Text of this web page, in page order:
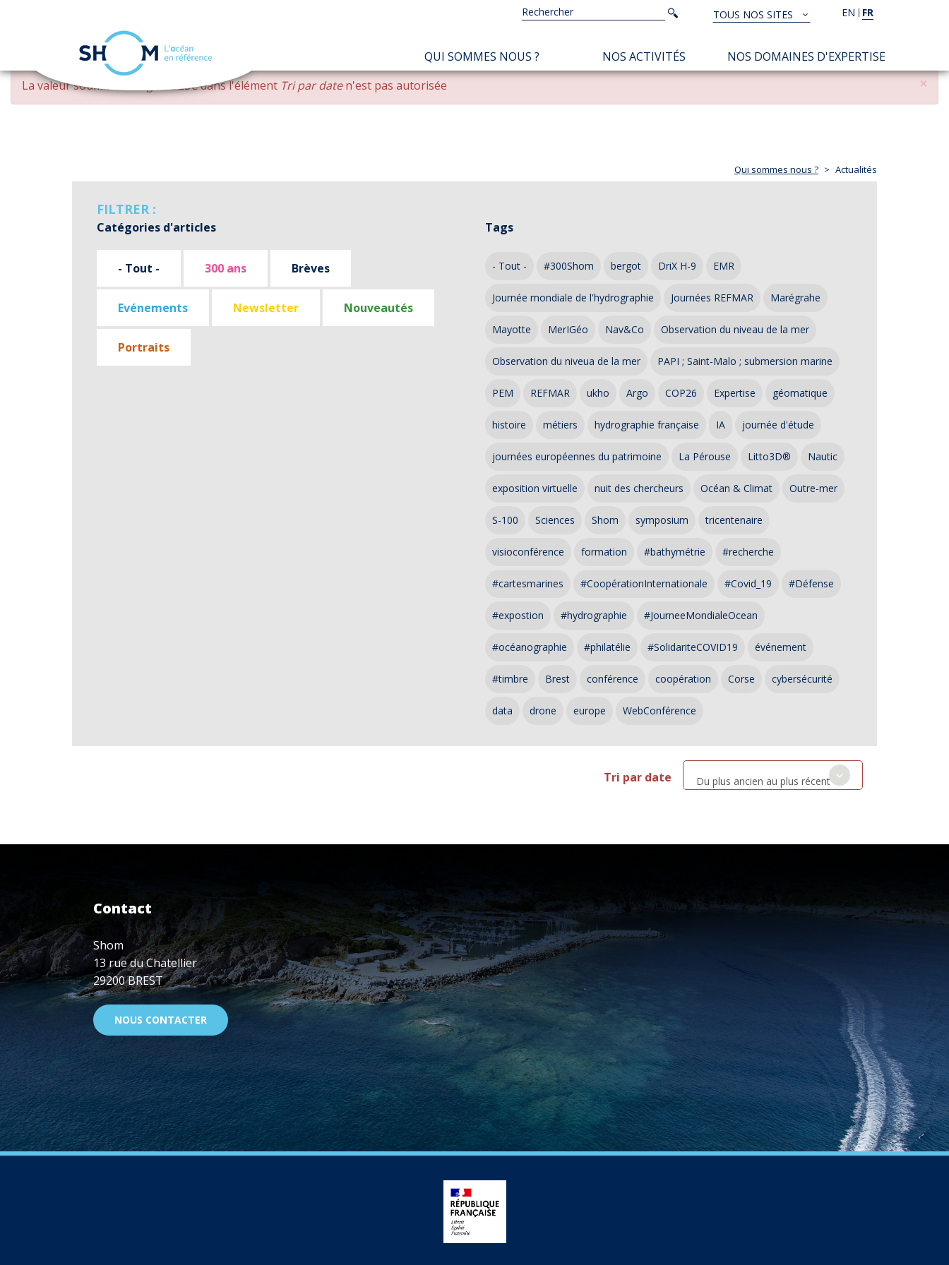
Aller
contenu
EN FR
TOUS
NOS
SITES
TOUS NOS SITES
Rechercher
Rechercher
NAVIGATION
PRINCIPALE
QUI SOMMES NOUS ? NOS ACTIVITÉS NOS DOMAINES D'EXPERTISE
×
MESSAGE
D'ERREUR
La valeur soumise changed DESCdans l'élément Tri par daten'est pas autorisée
Qui sommes nous ? Actualités
FILTRER :
Catégories d'articles
- Tout - 300 ans Brèves
Evénements Newsletter Nouveautés
Portraits
Tags
- Tout - #300Shom bergot DriX H-9 EMR
Journée mondiale de l'hydrographie Journées REFMAR Marégrahe
Mayotte MerIGéo Nav&Co Observation du niveau de la mer
Observation du niveua de la mer PAPI ; Saint-Malo ; submersion marine
PEM REFMAR ukho Argo COP26 Expertise géomatique
histoire métiers hydrographie française IA journée d'étude
journées européennes du patrimoine La Pérouse Litto3D® Nautic
exposition virtuelle nuit des chercheurs Océan & Climat Outre-mer
S-100 Sciences Shom symposium tricentenaire
visioconférence formation #bathymétrie #recherche
#cartesmarines #CoopérationInternationale #Covid_19 #Défense
#expostion #hydrographie #JourneeMondialeOcean
#océanographie #philatélie #SolidariteCOVID19 événement
#timbre Brest conférence coopération Corse cybersécurité
data drone europe WebConférence
Tri par date Du plus ancien au plus récent
Contact
Shom
13 rue du Chatellier
29200 BREST
NOUS CONTACTER